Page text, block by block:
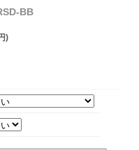
BB
)